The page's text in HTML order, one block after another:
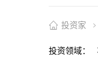
投资家
投资领域：